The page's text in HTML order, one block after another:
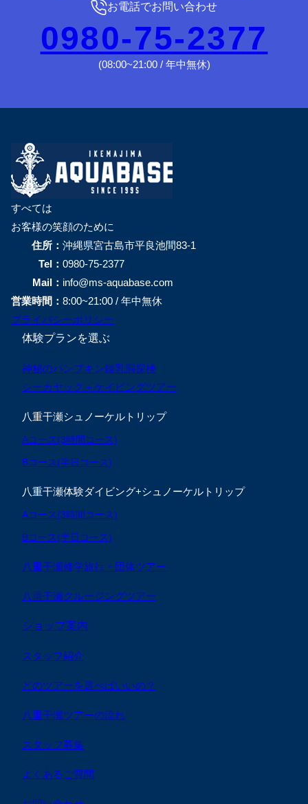
お電話でお問い合わせ
0980-75-2377
(08:00~21:00 / 年中無休)
すべては
お客様の笑顔のために
住所： 沖縄県宮古島市平良池間83-1
Tel： 0980-75-2377
Mail： info@ms-aquabase.com
営業時間： 8:00~21:00 / 年中無休
プライバシーポリシー
体験プランを選ぶ
神秘のパンプキン鍾乳洞探検
シーカヤック＋ケイビングツアー
八重干瀬シュノーケルトリップ
Aコース(3時間コース)
Bコース(半日コース)
八重干瀬体験ダイビング+シュノーケルトリップ
Aコース(3時間コース)
Bコース(半日コース)
八重干瀬修学旅行・団体ツアー
八重干瀬クルージングツアー
ショップ案内
スタッフ紹介
どのツアーを選べばいいの？
八重干瀬ツアーの流れ
スタッフ募集
よくあるご質問